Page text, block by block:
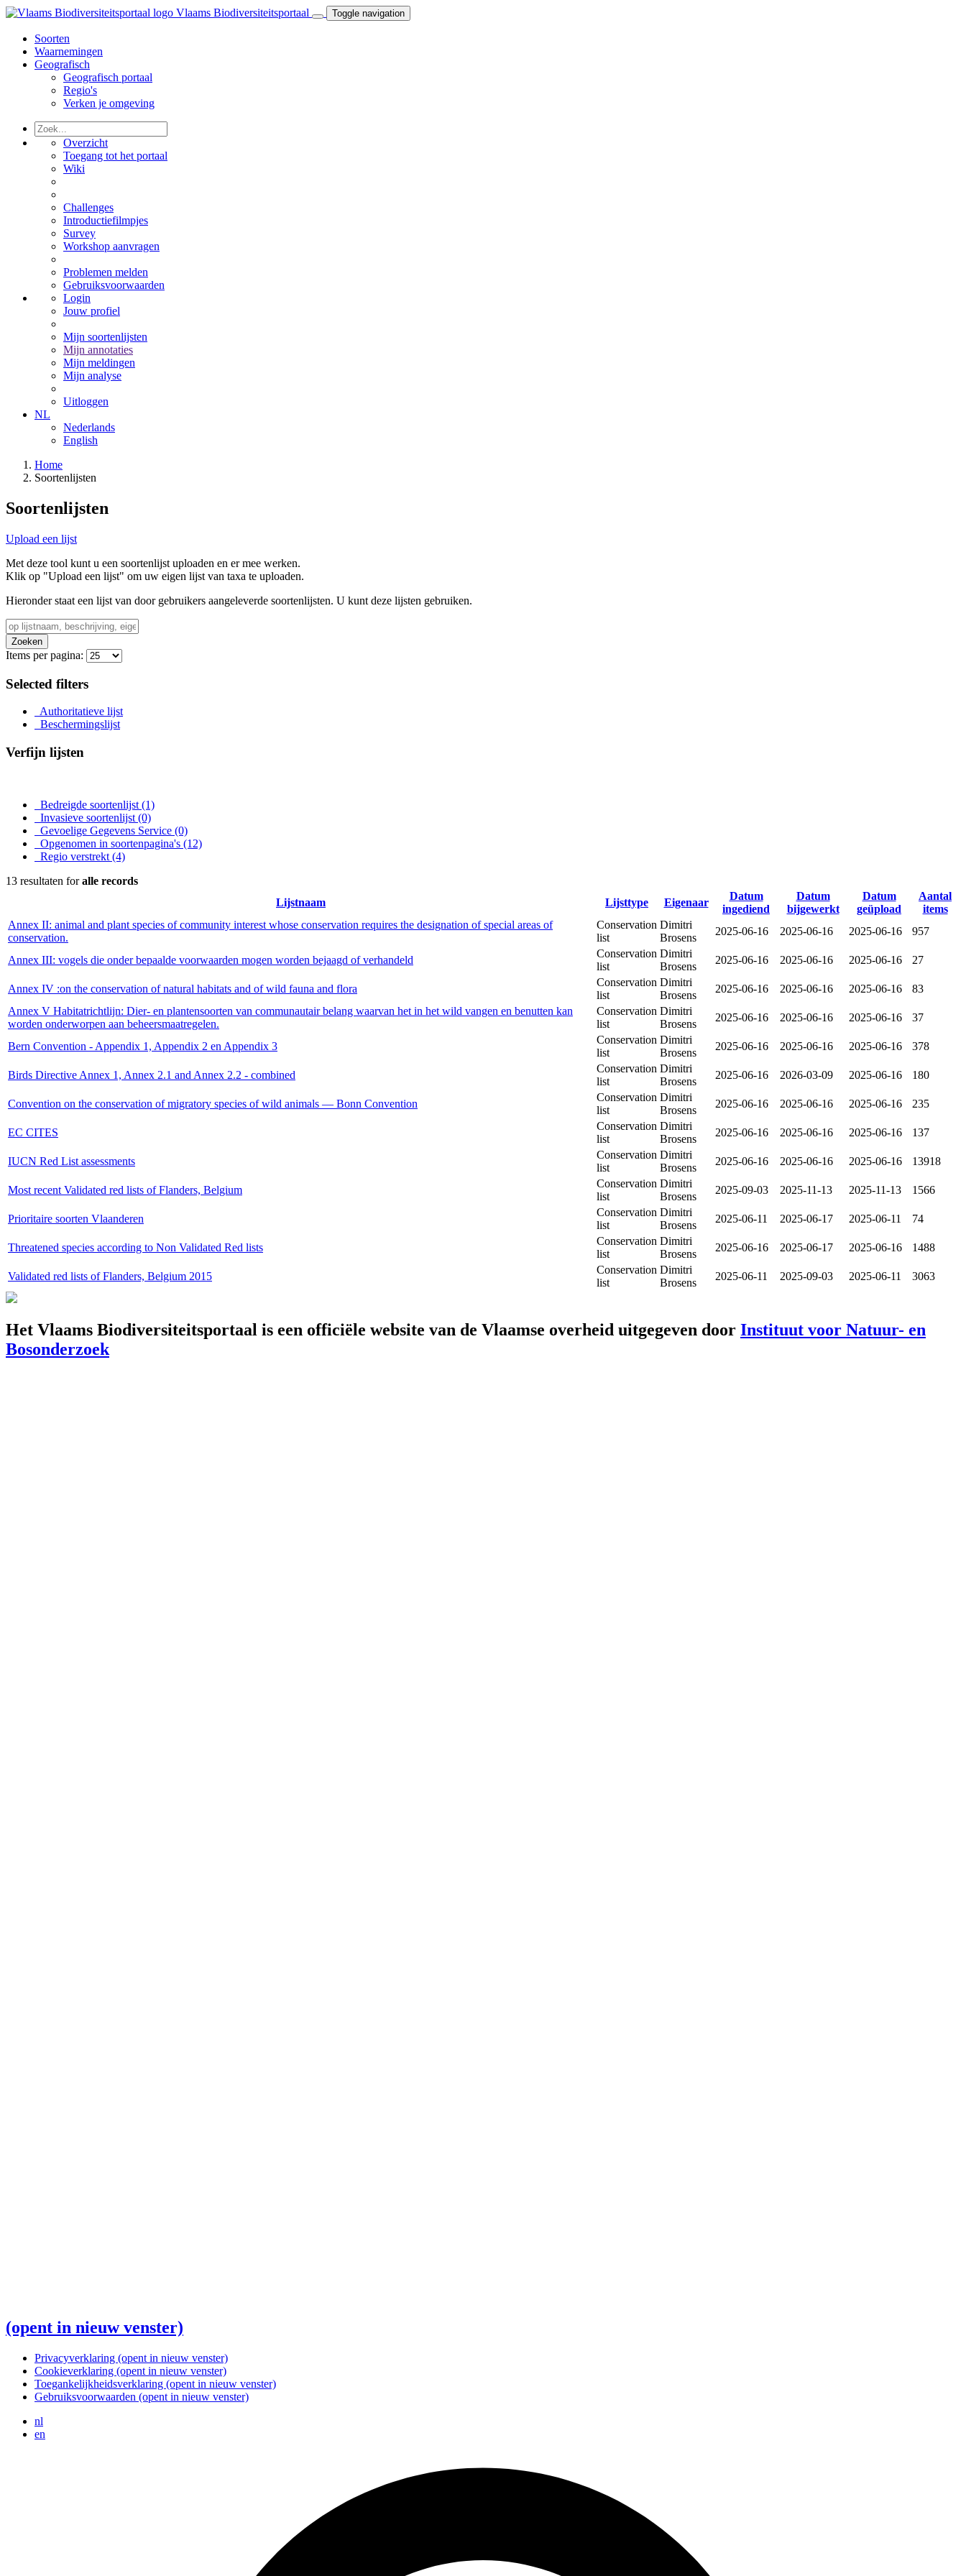
Vlaams Biodiversiteitsportaal Toggle navigation
Soorten
Waarnemingen
Geografisch
Geografisch portaal
Regio's
Verken je omgeving
Overzicht
Toegang tot het portaal
Wiki
Challenges
Introductiefilmpjes
Survey
Workshop aanvragen
Problemen melden
Gebruiksvoorwaarden
Login
Jouw profiel
Mijn soortenlijsten
Mijn annotaties
Mijn meldingen
Mijn analyse
Uitloggen
NL
Nederlands
English
Home
Soortenlijsten
Soortenlijsten
Upload een lijst
Met deze tool kunt u een soortenlijst uploaden en er mee werken.
Klik op "Upload een lijst" om uw eigen lijst van taxa te uploaden.
Hieronder staat een lijst van door gebruikers aangeleverde soortenlijsten. U kunt deze lijsten gebruiken.
Zoeken
Items per pagina:
Selected filters
Authoritatieve lijst
Beschermingslijst
Verfijn lijsten
Bedreigde soortenlijst (1)
Invasieve soortenlijst (0)
Gevoelige Gegevens Service (0)
Opgenomen in soortenpagina's (12)
Regio verstrekt (4)
13 resultaten foralle records
Lijstnaam
Lijsttype Eigenaar
Datum
ingediend
Datum
bijgewerkt
Datum
geüpload
Aantal
items
Annex II: animal and plant species of community interest whose conservation requires the designation of special areas of
conservation.
Conservation
list
Dimitri
Brosens
2025-06-16 2025-06-16 2025-06-16 957
Annex III: vogels die onder bepaalde voorwaarden mogen worden bejaagd of verhandeld
Conservation
list
Dimitri
Brosens
2025-06-16 2025-06-16 2025-06-16 27
Annex IV :on the conservation of natural habitats and of wild fauna and flora
Conservation
list
Dimitri
Brosens
2025-06-16 2025-06-16 2025-06-16
83
Annex V Habitatrichtlijn: Dier- en plantensoorten van communautair belang waarvan het in het wild vangen en benutten kan
worden onderworpen aan beheersmaatregelen.
Conservation
list
Dimitri
Brosens
2025-06-16 2025-06-16 2025-06-16 37
Bern Convention - Appendix 1, Appendix 2 en Appendix 3
Conservation
list
Dimitri
Brosens
2025-06-16 2025-06-16 2025-06-16 378
Birds Directive Annex 1, Annex 2.1 and Annex 2.2 - combined
Conservation
list
Dimitri
Brosens
2025-06-16 2026-03-09 2025-06-16 180
Convention on the conservation of migratory species of wild animals — Bonn Convention
Conservation
list
Dimitri
Brosens
2025-06-16 2025-06-16 2025-06-16 235
EC CITES
Conservation
list
Dimitri
Brosens
2025-06-16 2025-06-16 2025-06-16 137
IUCN Red List assessments
Conservation
list
Dimitri
Brosens
2025-06-16 2025-06-16 2025-06-16 13918
Most recent Validated red lists of Flanders, Belgium
Conservation
list
Dimitri
Brosens
2025-09-03 2025-11-13 2025-11-13 1566
Prioritaire soorten Vlaanderen
Conservation
list
Dimitri
Brosens
2025-06-11 2025-06-17 2025-06-11 74
Threatened species according to Non Validated Red lists
Conservation
list
Dimitri
Brosens
2025-06-16 2025-06-17 2025-06-16 1488
Validated red lists of Flanders, Belgium 2015
Conservation
list
Dimitri
Brosens
2025-06-11 2025-09-03 2025-06-11 3063
Het Vlaams Biodiversiteitsportaal is een officiële website van de Vlaamse overheid uitgegeven door Instituut voor Natuur- en
Bosonderzoek
(opent in nieuw venster)
Privacyverklaring (opent in nieuw venster)
Cookieverklaring (opent in nieuw venster)
Toegankelijkheidsverklaring (opent in nieuw venster)
Gebruiksvoorwaarden (opent in nieuw venster)
nl
en